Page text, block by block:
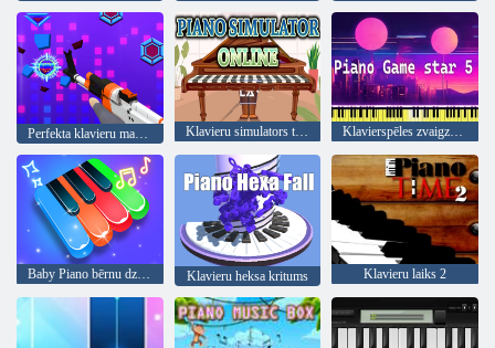
Klavieru simulators tiešsaistē Klavierspēles zvaigzne 5
Baby Piano bērnu dziesma Klavieru heksa kritums Klavieru laiks 2